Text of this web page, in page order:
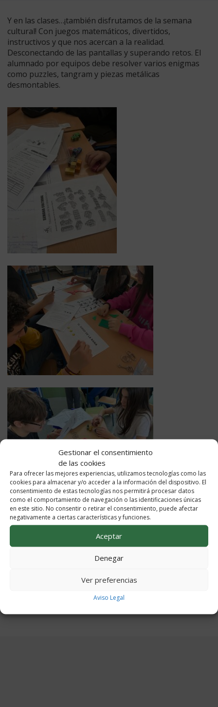
Gestionar el consentimiento
de las cookies
Para ofrecer las mejores experiencias, utilizamos tecnologías como las
cookies para almacenar y/o acceder a la información del dispositivo. El
consentimiento de estas tecnologías nos permitirá procesar datos
como el comportamiento de navegación o las identificaciones únicas
en este sitio. No consentir o retirar el consentimiento, puede afectar
negativamente a ciertas características y funciones.
Aceptar
Denegar
Ver preferencias
Aviso Legal
Y en las clases…¡también disfrutamos de la semana
cultural! Con juegos matemáticos, divertidos,
instructivos y que nos acercan a la realidad.
Desconectando de las pantallas y superando retos. El
alumnado por equipos debe resolver varios enigmas
como puzzles, tangram y piezas metálicas
desmontables.